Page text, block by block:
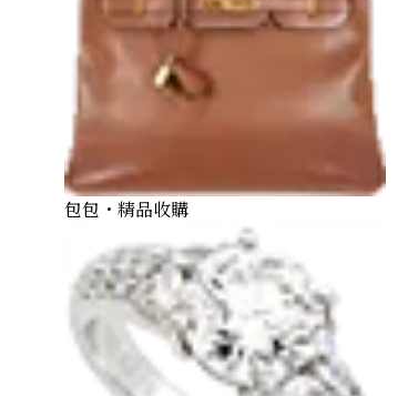
愛彼 Audemars Piguet
包包・精品收購